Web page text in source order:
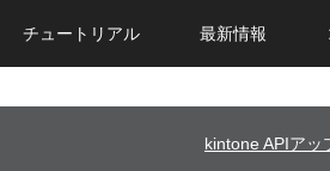
チュートリアル 最新情報
kintone APIアッ